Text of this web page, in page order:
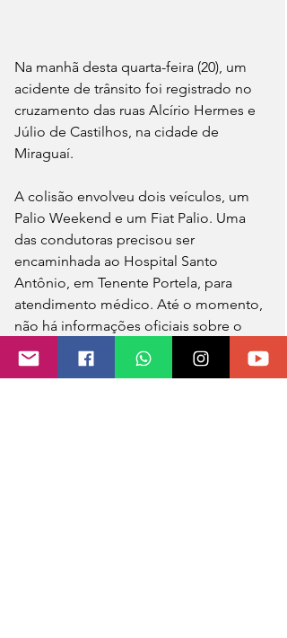
Na manhã desta quarta-feira (20), um
acidente de trânsito foi registrado no
cruzamento das ruas Alcírio Hermes e
Júlio de Castilhos, na cidade de
Miraguaí.
A colisão envolveu dois veículos, um
Palio Weekend e um Fiat Palio. Uma
das condutoras precisou ser
encaminhada ao Hospital Santo
Antônio, em Tenente Portela, para
atendimento médico. Até o momento,
não há informações oficiais sobre o
estado de saúde da vítima.